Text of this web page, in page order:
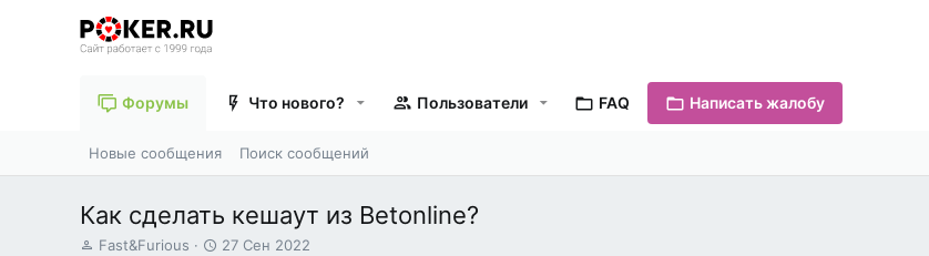
Форумы Что нового? Пользователи FAQ Написать жалобу
Новые сообщения Поиск сообщений
Как сделать кешаут из Betonline?
А
Fast&Furious
Д
27 Сен 2022